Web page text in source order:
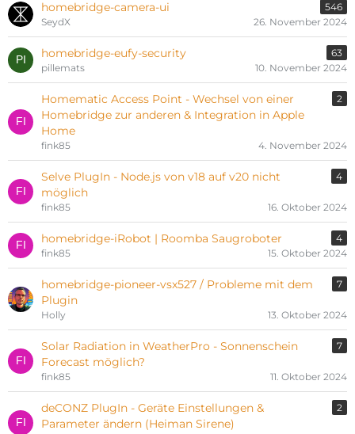
homebridge-camera-ui
546
SeydX
26. November 2024
homebridge-eufy-security
63
pillemats
10. November 2024
Homematic Access Point - Wechsel von einer
Homebridge zur anderen & Integration in Apple
Home
2
fink85 4. November 2024
Selve PlugIn - Node.js von v18 auf v20 nicht
möglich
4
fink85 16. Oktober 2024
homebridge-iRobot | Roomba Saugroboter
4
fink85
15. Oktober 2024
homebridge-pioneer-vsx527 / Probleme mit dem
Plugin
7
Holly 13. Oktober 2024
Solar Radiation in WeatherPro - Sonnenschein
Forecast möglich?
7
fink85 11. Oktober 2024
deCONZ PlugIn - Geräte Einstellungen &
Parameter ändern (Heiman Sirene)
2